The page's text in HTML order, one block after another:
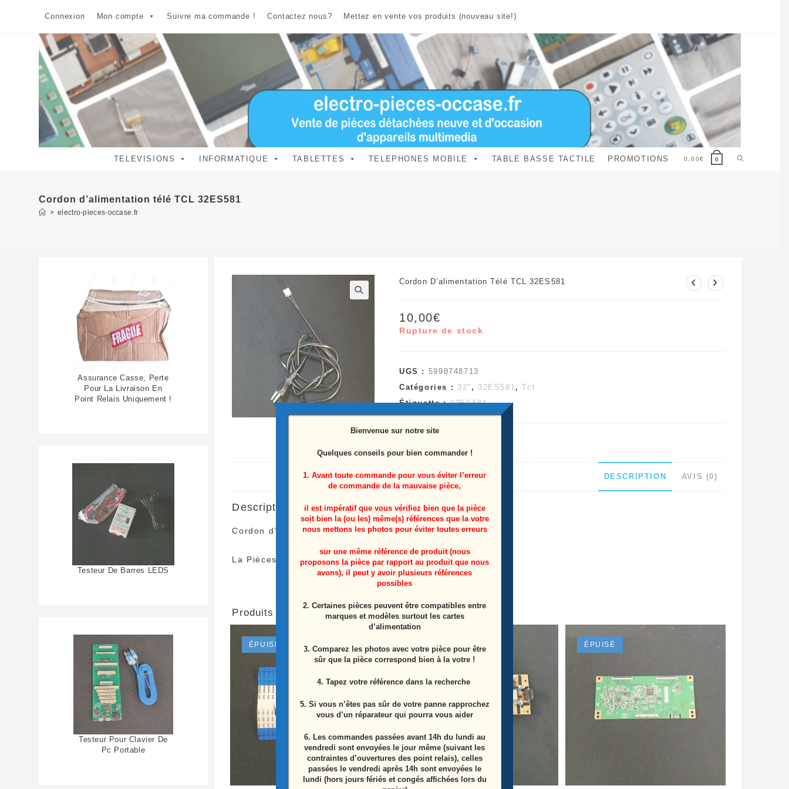
Connexion Mon compte Suivre ma commande ! Contactez nous? Mettez en vente vos produits (nouveau site!)
TELEVISIONS INFORMATIQUE TABLETTES TELEPHONES MOBILE TABLE BASSE TACTILE PROMOTIONS 0,00€ 0 Toggle
Cordon d’alimentation télé TCL 32ES581
> electro-pieces-occase.fr
🔍
Cordon D’alimentation Télé TCL 32ES581
10,00€
Rupture de stock
UGS : 5998748713
Catégories : 32" , 32ES581,Tcl
Étiquette :32ES581
DESCRIPTION AVIS (0)
Description
Cordon d’alimentation télé TCL32ES581
La Pièces Proviens D’une Télé Écran Casser
Produits similaires
ÉPUISÉ ÉPUISÉ ÉPUISÉ
Assurance Casse, Perte
Pour La Livraison En
Point Relais Uniquement !
Testeur De Barres LEDS
Testeur Pour Clavier De
Pc Portable
Bienvenue sur notre site
Quelques conseils pour bien commander !
1. Avant toute commande pour vous éviter l’erreur
de commande de la mauvaise pièce,
il est impératif que vous vérifiez bien que la pièce
soit bien la (ou les) même(s) références que la votre
nous mettons les photos pour éviter toutes erreurs
sur une même référence de produit (nous
proposons la pièce par rapport au produit que nous
avons), il peut y avoir plusieurs références
possibles
2. Certaines pièces peuvent être compatibles entre
marques et modèles surtout les cartes
d’alimentation
3. Comparez les photos avec votre pièce pour être
sûr que la pièce correspond bien à la votre !
4. Tapez votre référence dans la recherche
5. Si vous n’êtes pas sûr de votre panne rapprochez
vous d’un réparateur qui pourra vous aider
6. Les commandes passées avant 14h du lundi au
vendredi sont envoyées le jour même (suivant les
contraintes d’ouvertures des point relais), celles
passées le vendredi après 14h sont envoyées le
lundi (hors jours fériés et congés affichées lors du